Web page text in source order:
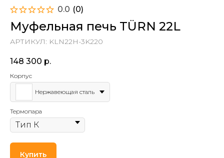
0.0 (0)
Муфельная печь TÜRN 22L
АРТИКУЛ: KLN22H-3K220
148 300 р.
Корпус
Нержавеющая сталь
Термопара
Купить